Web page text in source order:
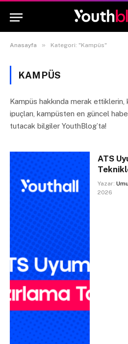
Anasayfa » Kategori: "Kampüs"
KAMPÜS
Kampüs hakkında merak ettiklerin,
ipuçları, kampüsten en güncel
tutacak bilgiler YouthBlog’ta!
ATS
Yazar:
2026